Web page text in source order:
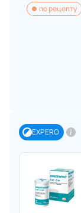
по рецепту
EXPERO